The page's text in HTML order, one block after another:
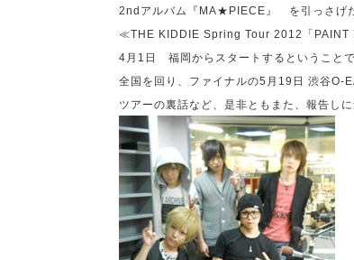
2nd アルバム『 MA★ PIECE』 を引っさげ
≪THE KIDDIE Spring Tour 2012 「 PAINT
4 月 1 日 福岡からスタートするということ
全国を回り、ファイナルの5 月 19 日 渋谷O-
ツアーの裏話など、是非ともまた、報告し